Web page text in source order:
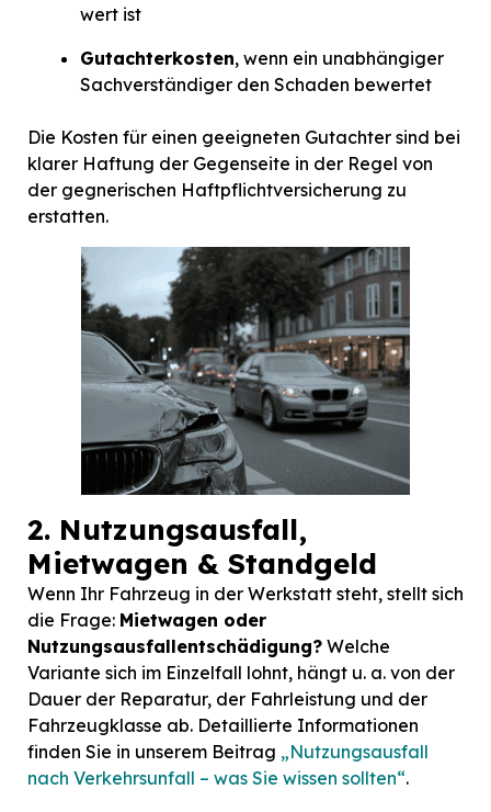
wert ist
Gutachterkosten, wenn ein unabhängiger
Sachverständiger den Schaden bewertet
Die Kosten für einen geeigneten Gutachter sind bei
klarer Haftung der Gegenseite in der Regel von
der gegnerischen Haftpflichtversicherung zu
erstatten.
2. Nutzungsausfall,
Mietwagen & Standgeld
Wenn Ihr Fahrzeug in der Werkstatt steht, stellt sich
die Frage: Mietwagen oder
Nutzungsausfallentschädigung? Welche
Variante sich im Einzelfall lohnt, hängt u. a. von der
Dauer der Reparatur, der Fahrleistung und der
Fahrzeugklasse ab. Detaillierte Informationen
finden Sie in unserem Beitrag „Nutzungsausfall
nach Verkehrsunfall – was Sie wissen sollten“.